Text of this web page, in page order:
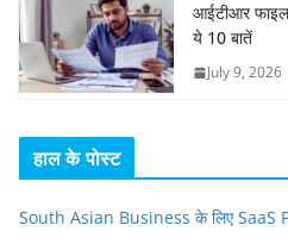
आईटीआर
ये 10 बातें
July 9, 2026
हाल के पोस्ट
South Asian Business के लिए